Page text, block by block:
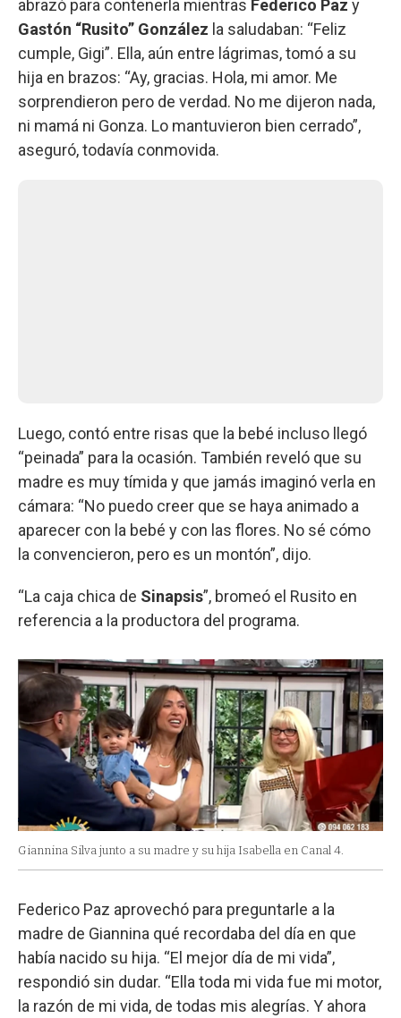
abrazó para contenerla mientras Federico Paz y
Gastón “Rusito” González la saludaban: “Feliz
cumple, Gigi”. Ella, aún entre lágrimas, tomó a su
hija en brazos: “Ay, gracias. Hola, mi amor. Me
sorprendieron pero de verdad. No me dijeron nada,
ni mamá ni Gonza. Lo mantuvieron bien cerrado”,
aseguró, todavía conmovida.
Luego, contó entre risas que la bebé incluso llegó
“peinada” para la ocasión. También reveló que su
madre es muy tímida y que jamás imaginó verla en
cámara: “No puedo creer que se haya animado a
aparecer con la bebé y con las flores. No sé cómo
la convencieron, pero es un montón”, dijo.
“La caja chica de Sinapsis”, bromeó el Rusito en
referencia a la productora del programa.
Giannina Silva junto a su madre y su hija Isabella en Canal 4.
Federico Paz aprovechó para preguntarle a la
madre de Giannina qué recordaba del día en que
había nacido su hija. “El mejor día de mi vida”,
respondió sin dudar. “Ella toda mi vida fue mi motor,
la razón de mi vida, de todas mis alegrías. Y ahora